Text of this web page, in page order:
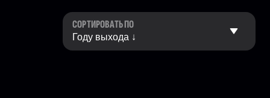
СОРТИРОВАТЬ ПО